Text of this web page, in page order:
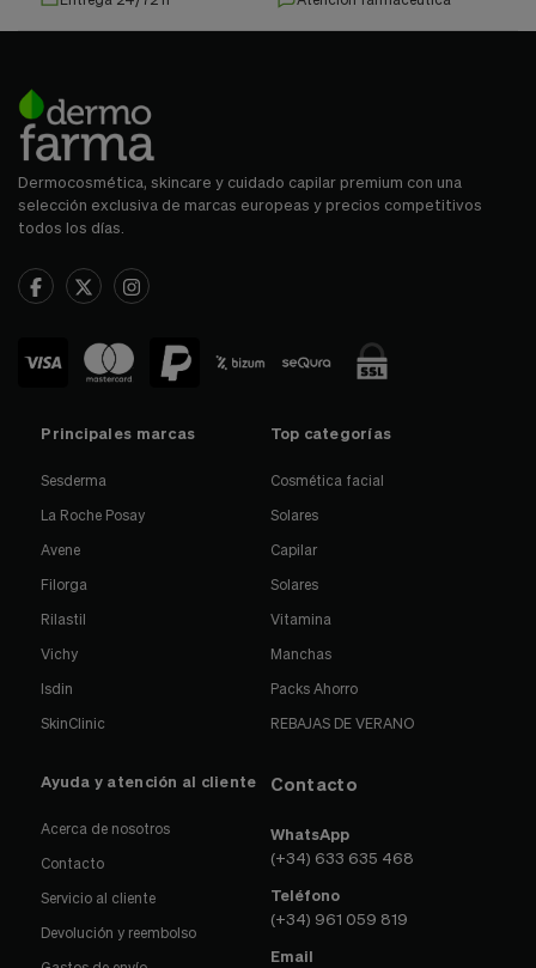
Dermocosmética, skincare y cuidado capilar premium con una
selección exclusiva de marcas europeas y precios competitivos
todos los días.
Principales marcas
Sesderma
La Roche Posay
Avene
Filorga
Rilastil
Vichy
Isdin
SkinClinic
Top categorías
Cosmética facial
Solares
Capilar
Solares
Vitamina
Manchas
Packs Ahorro
REBAJAS DE VERANO
Ayuda y atención al cliente
Acerca de nosotros
Contacto
Servicio al cliente
Devolución y reembolso
Contacto
WhatsApp
(+34) 633 635 468
Teléfono
(+34) 961 059 819
Email